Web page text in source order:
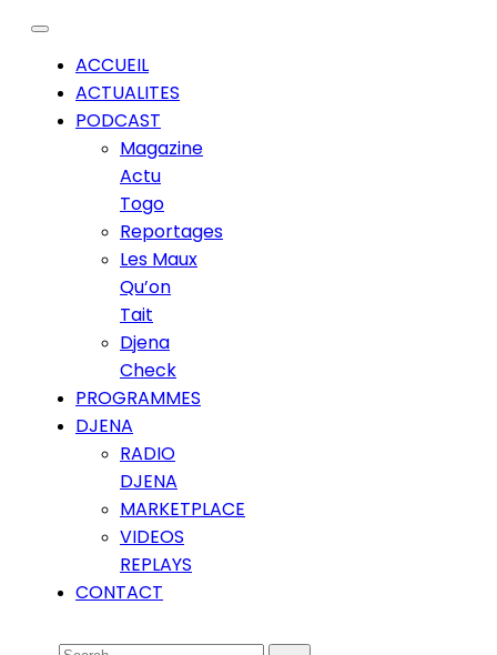
ACCUEIL
ACTUALITES
PODCAST
Magazine
Actu
Togo
Reportages
Les Maux
Qu’on
Tait
Djena
Check
PROGRAMMES
DJENA
RADIO
DJENA
MARKETPLACE
VIDEOS
REPLAYS
CONTACT